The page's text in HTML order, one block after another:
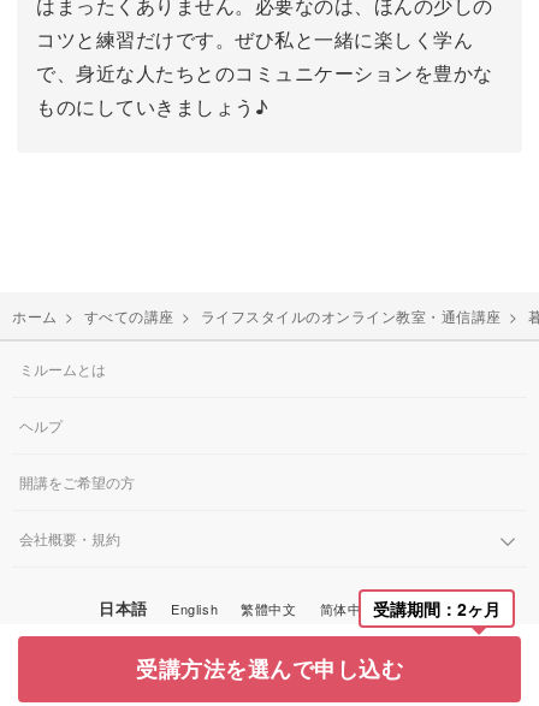
コツと練習だけです。ぜひ私と一緒に楽しく学ん
で、身近な人たちとのコミュニケーションを豊かな
ものにしていきましょう♪
ホーム > すべての講座 > ライフスタイルのオンライン教室・通信講座 >
受講期間：2ヶ月
受講方法を選んで申し込む
ミルームとは
ヘルプ
開講をご希望の方
会社概要・規約
日本語 English 繁體中文 简体中文 한국어
© Miroom, Inc.